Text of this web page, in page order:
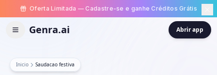
Oferta Limitada — Cadastre-se e ganhe Créditos Grátis
Genra.ai Abrir app
Inicio Saudacao festiva